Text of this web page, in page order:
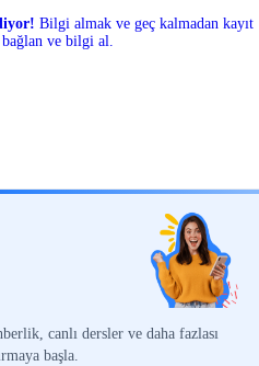
Bilgi almak ve geç kalmadan kayıt
bağlan ve bilgi al.
canlı dersler ve daha fazlası
başla.